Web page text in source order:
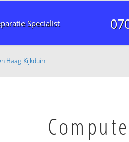
Specialist
Haag Kijkduin